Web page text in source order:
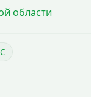
области